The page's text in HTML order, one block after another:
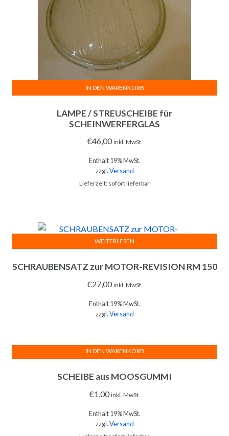
LAMPE / STREUSCHEIBE für
SCHEINWERFERGLAS
€46,00 inkl. MwSt.
Enthält 19% MwSt.
zzgl.Versand
Lieferzeit: sofort lieferbar
IN DEN WARENKORB
SCHRAUBENSATZ zur MOTOR-REVISION RM 150
€27,00 inkl. MwSt.
Enthält 19% MwSt.
zzgl.Versand
WEITERLESEN
SCHEIBE aus MOOSGUMMI
€1,00 inkl. MwSt.
Enthält 19% MwSt.
zzgl.Versand
IN DEN WARENKORB